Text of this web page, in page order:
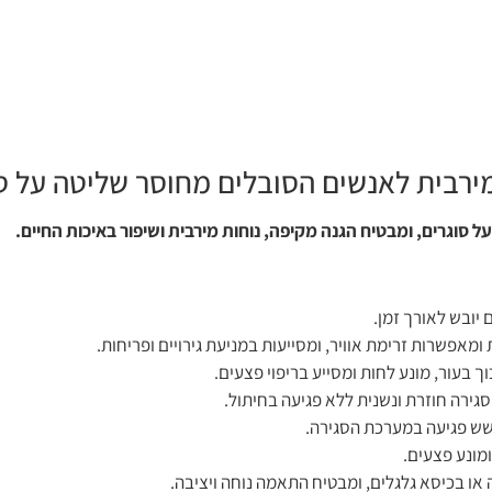
לאנשים הסובלים מחוסר שליטה על
ומבטיח הגנה מקיפה, נוחות מירבית ושיפור באיכות החיים.
יובש לאורך זמן.
זרימת אוויר, ומסייעות במניעת גירויים ופריחות.
בעור, מונע לחות ומסייע בריפוי פצעים.
חוזרת ונשנית ללא פגיעה בחיתול.
פגיעה במערכת הסגירה.
פצעים.
בכיסא גלגלים, ומבטיח התאמה נוחה ויציבה.